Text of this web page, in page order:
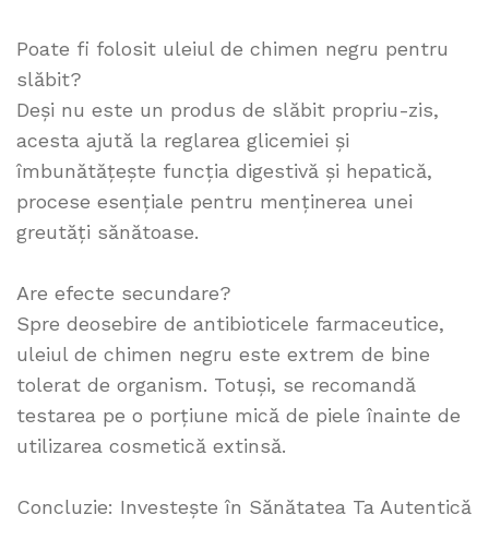
Poate fi folosit uleiul de chimen negru pentru
slăbit?
Deși nu este un produs de slăbit propriu-zis,
acesta ajută la reglarea glicemiei și
îmbunătățește funcția digestivă și hepatică,
procese esențiale pentru menținerea unei
greutăți sănătoase.
Are efecte secundare?
Spre deosebire de antibioticele farmaceutice,
uleiul de chimen negru este extrem de bine
tolerat de organism. Totuși, se recomandă
testarea pe o porțiune mică de piele înainte de
utilizarea cosmetică extinsă.
Concluzie: Investește în Sănătatea Ta Autentică